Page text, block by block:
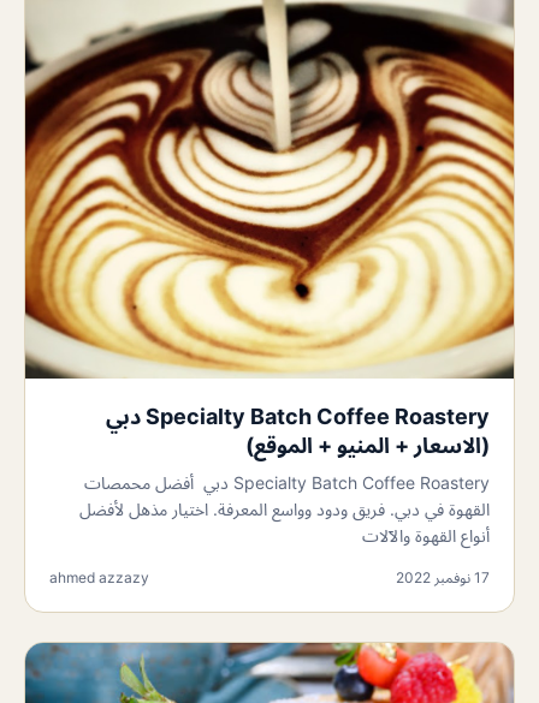
Specialty Batch Coffee Roastery دبي
(الاسعار + المنيو + الموقع)
Specialty Batch Coffee Roastery دبي أفضل محمصات
القهوة في دبي. فريق ودود وواسع المعرفة. اختيار مذهل لأفضل
أنواع القهوة والآلات
17 نوفمبر 2022 ahmed azzazy